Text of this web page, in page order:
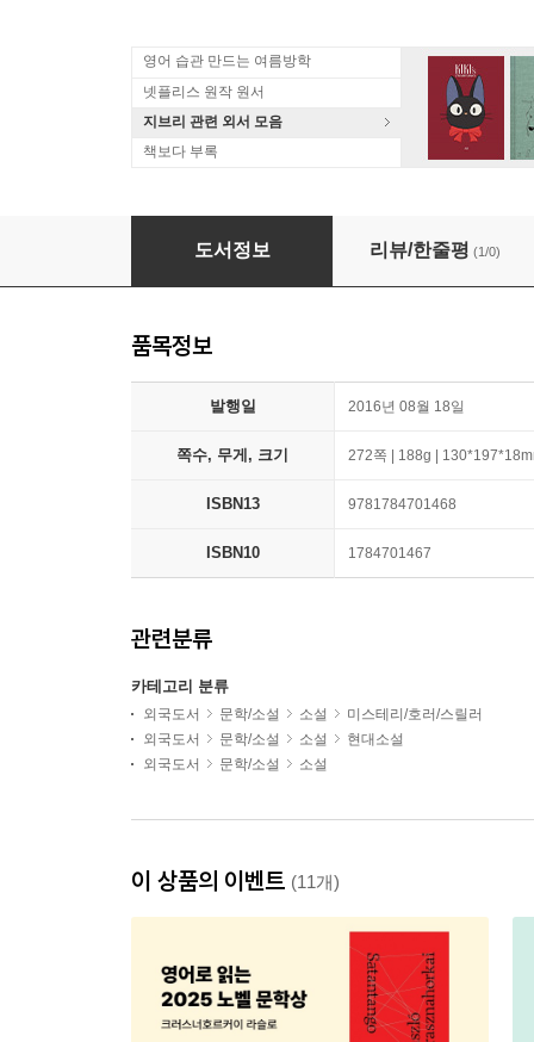
영어 습관 만드는 여름방학
넷플리스 원작 원서
지브리 관련 외서 모음
책보다 부록
The Eileen
도서정보 리뷰/한줄평 (1/0)
품목정보
발행일 2016년 08월 18일
쪽수, 무게, 크기 272쪽 | 188g |
ISBN13 9781784701468
ISBN10 1784701467
관련분류
카테고리 분류
외국도서 문학/소설 소설
미스테리/호러/스릴러
외국도서
문학/소설 소설
현대소설
외국도서
문학/소설 소설
이 상품의 이벤트 (11개)